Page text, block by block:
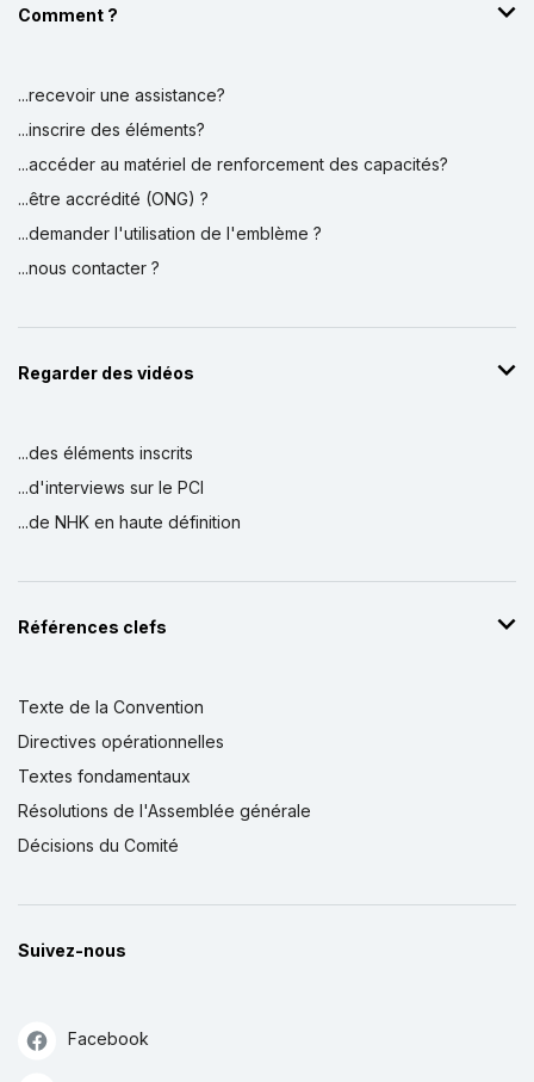
Comment ?
...recevoir une assistance?
...inscrire des éléments?
...accéder au matériel de renforcement des capacités?
...être accrédité (ONG) ?
...demander l'utilisation de l'emblème ?
...nous contacter ?
Regarder des vidéos
...des éléments inscrits
...d'interviews sur le PCI
...de NHK en haute définition
Références clefs
Texte de la Convention
Directives opérationnelles
Textes fondamentaux
Résolutions de l'Assemblée générale
Décisions du Comité
Suivez-nous
Facebook